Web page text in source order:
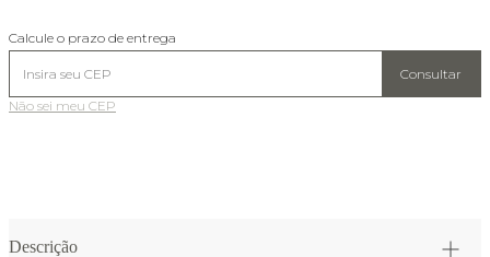
Calcule o prazo de entrega
Consultar
Não sei meu CEP
Descrição